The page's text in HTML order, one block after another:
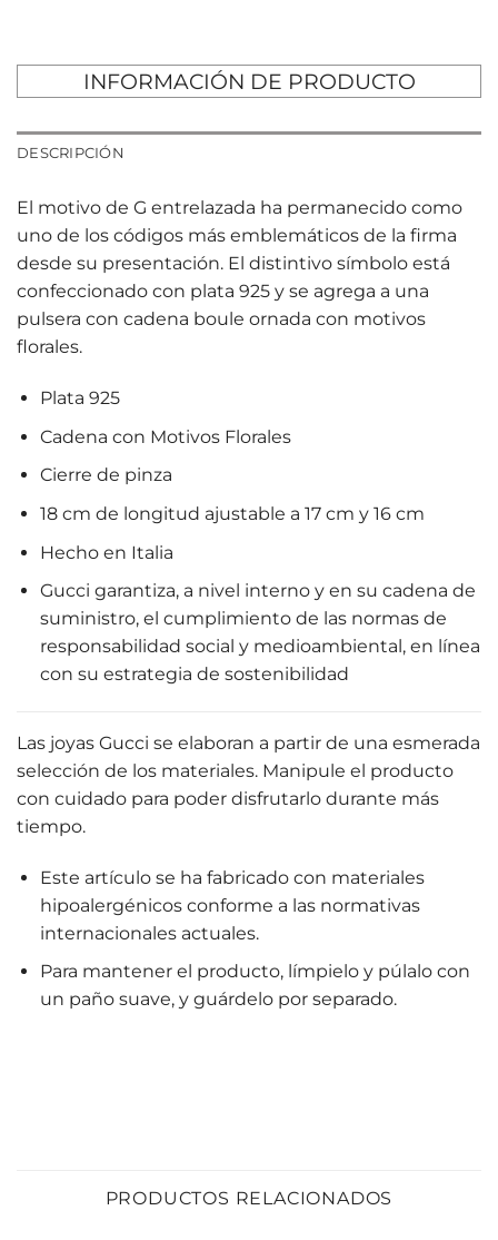
INFORMACIÓN DE PRODUCTO
DESCRIPCIÓN
El motivo de G entrelazada ha permanecido como
uno de los códigos más emblemáticos de la firma
desde su presentación. El distintivo símbolo está
confeccionado con plata 925 y se agrega a una
pulsera con cadena boule ornada con motivos
florales.
Plata 925
Cadena con Motivos Florales
Cierre de pinza
18 cm de longitud ajustable a 17 cm y 16 cm
Hecho en Italia
Gucci garantiza, a nivel interno y en su cadena de
suministro, el cumplimiento de las normas de
responsabilidad social y medioambiental, en línea
con su estrategia de sostenibilidad
Las joyas Gucci se elaboran a partir de una esmerada
selección de los materiales. Manipule el producto
con cuidado para poder disfrutarlo durante más
tiempo.
Este artículo se ha fabricado con materiales
hipoalergénicos conforme a las normativas
internacionales actuales.
Para mantener el producto, límpielo y púlalo con
un paño suave, y guárdelo por separado.
PRODUCTOS RELACIONADOS